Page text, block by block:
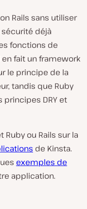
Rails sans utiliser
sécurité déjà
fonctions de
fait un framework
le principe de la
tandis que Ruby
principes DRY et
ou Rails sur la
de Kinsta.
exemples de
application.